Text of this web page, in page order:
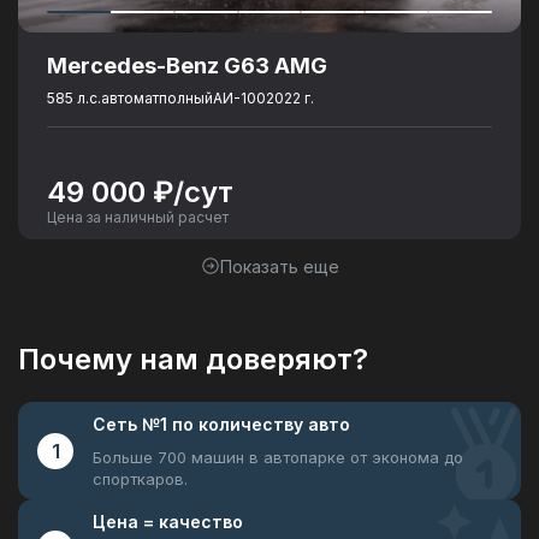
Mercedes-Benz G63 AMG
585 л.с.автоматполныйАИ-1002022 г.
49 000 ₽/сут
Цена за наличный расчет
Показать еще
Почему нам доверяют?
1
Сеть №1 по количеству авто
Больше 700 машин в автопарке от эконома до
спорткаров.
Цена = качество